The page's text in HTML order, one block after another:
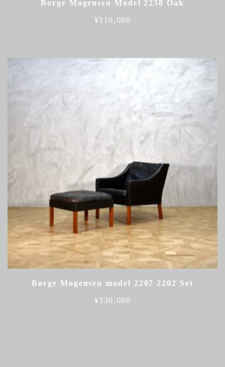
Borge Mogensen Model 2258 Oak
¥110,000
Børge Mogensen model 2207 2202 Set
¥330,000